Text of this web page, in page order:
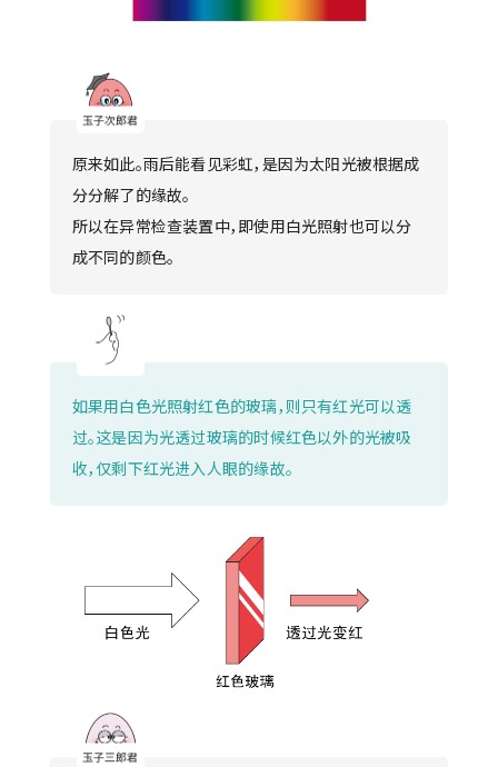
原来如此。雨后能看见彩虹，是因为太阳光被根据成
分分解了的缘故。
所以在异常检查装置中，即使用白光照射也可以分
成不同的颜色。
如果用白色光照射红色的玻璃，则只有红光可以透
过。这是因为光透过玻璃的时候红色以外的光被吸
收，仅剩下红光进入人眼的缘故。